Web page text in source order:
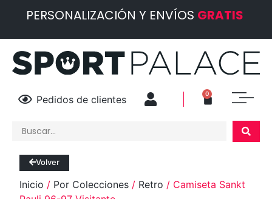
PERSONALIZACIÓN Y ENVÍOS GRATIS
Pedidos de clientes 0
Volver
Inicio / Por Colecciones / Retro / Camiseta Sankt